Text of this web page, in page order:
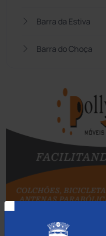
Barra da Estiva
Barra do Choça
Bom Jesus da Lapa
Boquira
Botuporã
Brasil